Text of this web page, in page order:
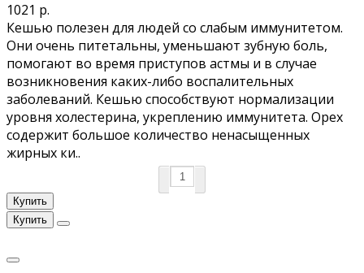
1021 р.
Кешью полезен для людей со слабым иммунитетом.
Они очень питетальны, уменьшают зубную боль,
помогают во время приступов астмы и в случае
возникновения каких-либо воспалительных
заболеваний. Кешью способствуют нормализации
уровня холестерина, укреплению иммунитета. Орех
содержит большое количество ненасыщенных
жирных ки..
Купить
Купить